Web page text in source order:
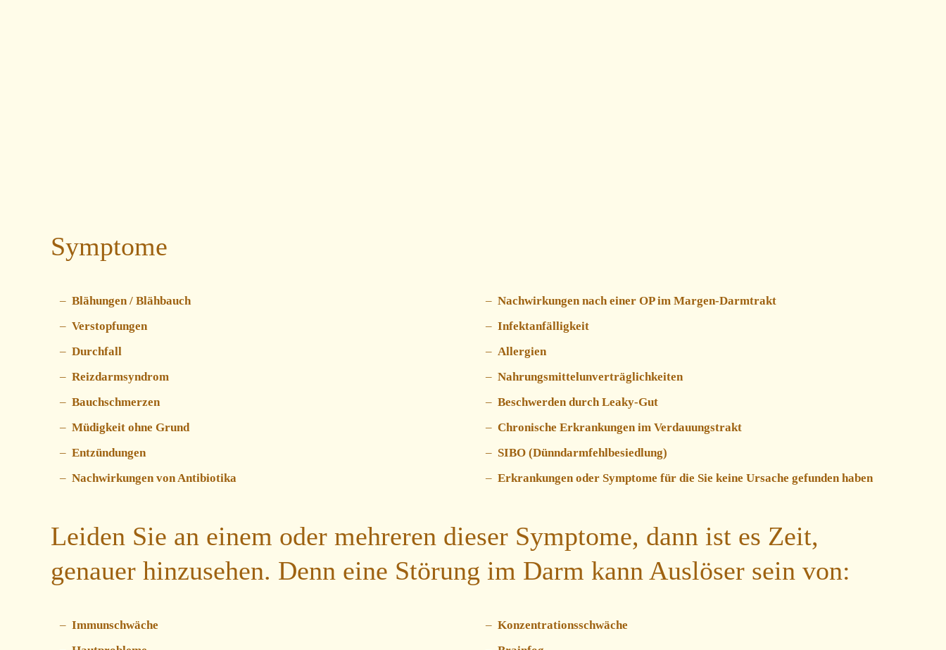
Symptome
Blähungen / Blähbauch
Verstopfungen
Durchfall
Reizdarmsyndrom
Bauchschmerzen
Müdigkeit ohne Grund
Entzündungen
Nachwirkungen von Antibiotika
Nachwirkungen nach einer OP im Margen-Darmtrakt
Infektanfälligkeit
Allergien
Nahrungsmittelunverträglichkeiten
Beschwerden durch Leaky-Gut
Chronische Erkrankungen im Verdauungstrakt
SIBO (Dünndarmfehlbesiedlung)
Erkrankungen oder Symptome für die Sie keine Ursache gefunden haben
Leiden Sie an einem oder mehreren dieser Symptome, dann ist es Zeit,
genauer hinzusehen. Denn eine Störung im Darm kann Auslöser sein von:
Immunschwäche
Konzentrationsschwäche